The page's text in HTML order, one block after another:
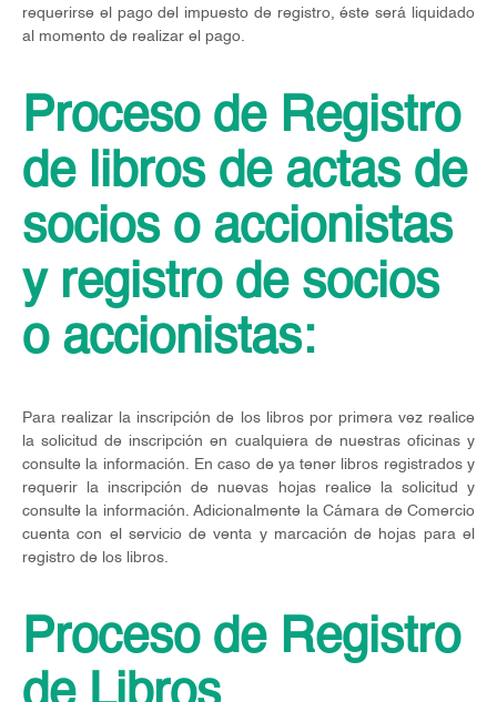
requerirse el pago del impuesto de registro, éste será liquidado
al momento de realizar el pago.
Proceso de Registro
de libros de actas de
socios o accionistas
y registro de socios
o accionistas:
Para realizar la inscripción de los libros por primera vez realice
la solicitud de inscripción en cualquiera de nuestras oficinas y
consulte la información. En caso de ya tener libros registrados y
requerir la inscripción de nuevas hojas realice la solicitud y
consulte la información. Adicionalmente la Cámara de Comercio
cuenta con el servicio de venta y marcación de hojas para el
registro de los libros.
Proceso de Registro